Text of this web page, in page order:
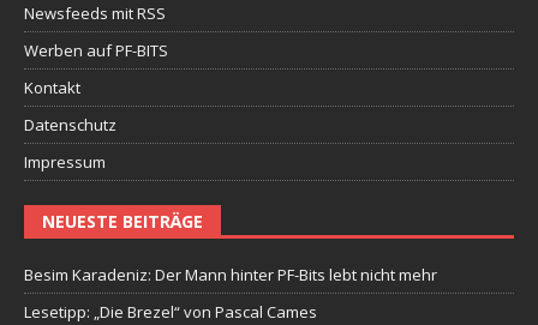
Newsfeeds mit RSS
Werben auf PF-BITS
Kontakt
Datenschutz
Impressum
NEUESTE BEITRÄGE
Besim Karadeniz: Der Mann hinter PF-Bits lebt nicht mehr
Lesetipp: „Die Brezel“ von Pascal Cames